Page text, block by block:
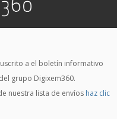
a el boletín informativo
grupo Digixem360.
nuestra lista de envíos haz clic